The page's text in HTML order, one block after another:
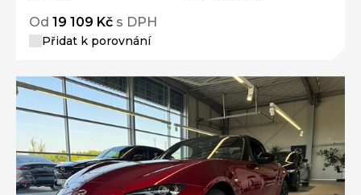
Od 19 109 Kč s DPH
Přidat k porovnání